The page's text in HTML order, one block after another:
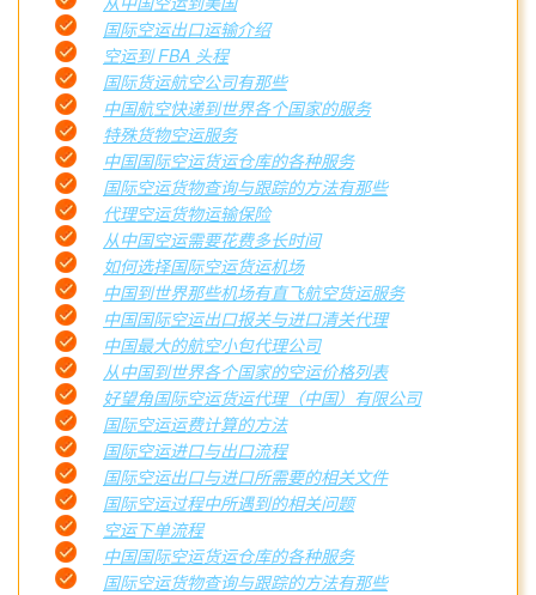
国际空运出口运输介绍
空运到 FBA 头程
国际货运航空公司有那些
中国航空快递到世界各个国家的服务
特殊货物空运服务
中国国际空运货运仓库的各种服务
国际空运货物查询与跟踪的方法有那些
代理空运货物运输保险
从中国空运需要花费多长时间
如何选择国际空运货运机场
中国到世界那些机场有直飞航空货运服务
中国国际空运出口报关与进口清关代理
中国最大的航空小包代理公司
从中国到世界各个国家的空运价格列表
好望角国际空运货运代理（中国）有限公司
国际空运运费计算的方法
国际空运进口与出口流程
国际空运出口与进口所需要的相关文件
国际空运过程中所遇到的相关问题
空运下单流程
中国国际空运货运仓库的各种服务
国际空运货物查询与跟踪的方法有那些